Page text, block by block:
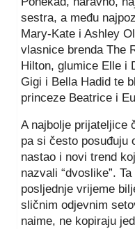
sestra, a među
Mary-Kate i Ashley
vlasnice brenda The
Hilton, glumice Elle i
Gigi i Bella Hadid te
princeze Beatrice i
A najbolje prijateljice
pa si često posuđuju
nastao i novi trend
nazvali “dvoslike”.
posljednje vrijeme
sličnim odjevnim
naime, ne kopiraju